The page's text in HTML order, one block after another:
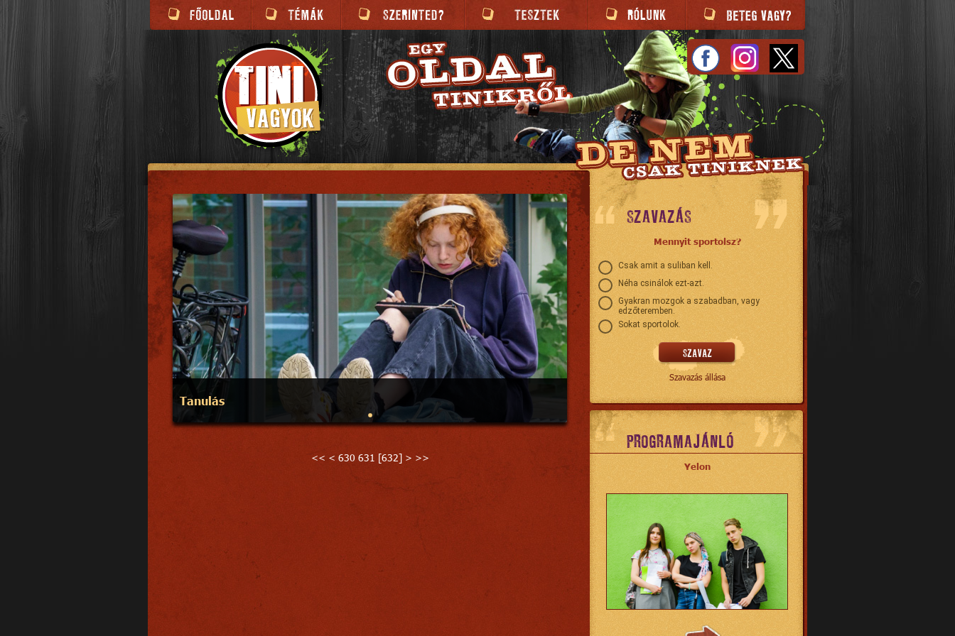
Tanulás
<< < 630 631 [632] > >>
SZAVAZÁS
Mennyit sportolsz?
Csak amit a suliban kell.
Néha csinálok ezt-azt.
Gyakran mozgok a szabadban, vagy
edzőteremben.
Sokat sportolok.
Szavazás állása
PROGRAMAJÁNLÓ
Yelon